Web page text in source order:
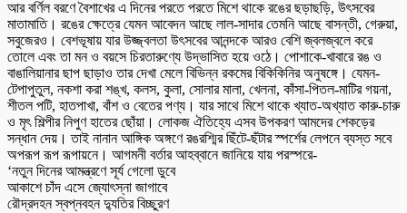
আর বর্ণিল বরণে বৈশাখের এ দিনের পরতে পরতে মিশে থাকে রঙের ছড়াছড়ি, উৎসবের
মাতামাতি। রঙের ক্ষেত্রে যেমন আবেদন আছে লাল-সাদার তেমনি আছে বাসন্তী, গেরুয়া,
সবুজেরও। বেশভূষায় যার উজ্জ্বলতা উৎসবের আনন্দকে আরও বেশি জ্বলজ্বলে করে
তোলে এবং তা মন ও বয়সে চিরতারুণ্যে উদ্ভাসিত হয়ে ওঠে। পোশাকে-খাবারে রঙ ও
বাঙালিয়ানার ছাপ ছাড়াও তার দেখা মেলে বিভিন্ন রকমের বিকিকিনির অনুষঙ্গে। যেমন-
টেপাপুতুল, নকশা করা শঙ্খ, কলস, কুলা, সোলার মালা, খেলনা, কাঁসা-পিতল-মাটির গয়না,
শীতল পটি, হাতপাখা, বাঁশ ও বেতের পণ্য। যার সাথে মিশে থাকে খ্যাত-অখ্যাত কারু-চারু
ও মৃৎ শিল্পীর নিপুণ হাতের ছোঁয়া। লোকজ ঐতিহ্যে এসব উপকরণ আমদের শেকড়ের
সন্ধান দেয়। তাই নানান আঙ্গিক অঙ্গণে রঙরশ্মির ছিঁটে-ছঁটার স্পর্শের লেপনে ব্যস্ত সবে
অপরূপ রূপ রূপায়নে। আগমনী বর্তার আহব্বানে জানিয়ে যায় পরস্পরে-
‘নতুন দিনের আমন্ত্রণে সূর্য গেলো ডুবে
আকাশে চাঁদ এসে জ্যোৎস্না জাগাবে
রৌদ্রদহন স্বপ্নবহন দ্যুতির বিচ্ছুরণ